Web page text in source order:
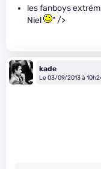
les fanboys
Niel
" />
kade
Le 03/09/2013 à